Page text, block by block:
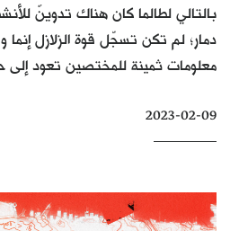
كتّابنا
الأرشيف
بالتالي لطالما كان هناك تدوينٌ
دمار؛ لم تكن تسجّل قوة الزلازل
معلومات ثمينة للمختصين تعود إلى
2023-02-09